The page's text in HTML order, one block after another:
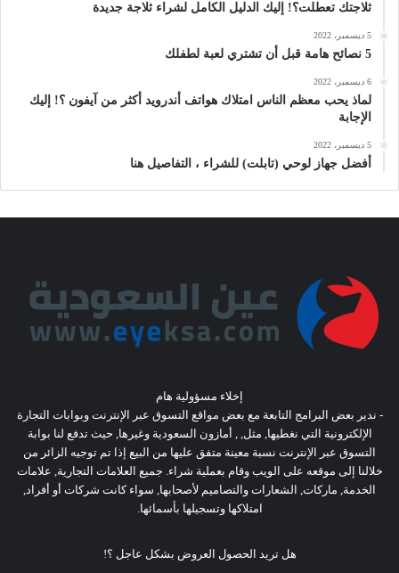
ثلاجتك تعطلت؟! إليك الدليل الكامل لشراء ثلاجة جديدة
5 ديسمبر، 2022
5 نصائح هامة قبل أن تشتري لعبة لطفلك
6 ديسمبر، 2022
لماذ يحب معظم الناس امتلاك هواتف أندرويد أكثر من آيفون ؟! إليك
الإجابة
5 ديسمبر، 2022
أفضل جهاز لوحي (تابلت) للشراء ، التفاصيل هنا
إخلاء مسؤولية هام
- ندير بعض البرامج التابعة مع بعض مواقع التسوق عبر الإنترنت وبوابات التجارة
الإلكترونية التي نغطيها, مثل, , أمازون السعودية وغيرها, حيث تدفع لنا بوابة
التسوق عبر الإنترنت نسبة معينة متفق عليها من البيع إذا تم توجيه الزائر من
خلالنا إلى موقعه على الويب وقام بعملية شراء. جميع العلامات التجارية, علامات
الخدمة, ماركات, الشعارات والتصاميم لأصحابها, سواء كانت شركات أو أفراد,
امتلاكها وتسجيلها بأسمائها.
هل تريد الحصول العروض بشكل عاجل ؟!